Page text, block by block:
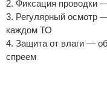
2. Фиксация проводки
3. Регулярный осмотр
каждом ТО
4. Защита от влаги —
спреем